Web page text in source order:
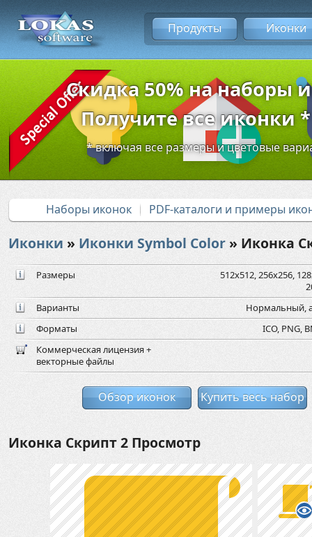
Продукты Иконки
Скидка 50% на наборы
Получите все иконки
* включая все размеры и цветовые
Наборы иконок PDF-каталоги и примеры
Иконки » Иконки Symbol Color » Иконка
Размеры
512x512, 256x256,
Варианты
Нормальный,
Форматы
ICO, PNG,
Коммерческая лицензия +
векторные файлы
Обзор иконок Купить весь набор
Иконка Скрипт 2 Просмотр